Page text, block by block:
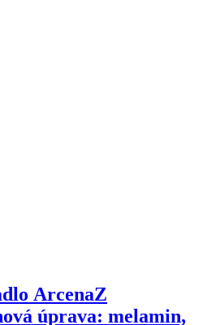
ArcenaZ
úprava: melamin,